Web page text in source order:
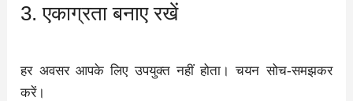
3. एकाग्रता बनाए रखें
हर अवसर आपके लिए उपयुक्त नहीं होता। चयन सोच-समझकर
करें।